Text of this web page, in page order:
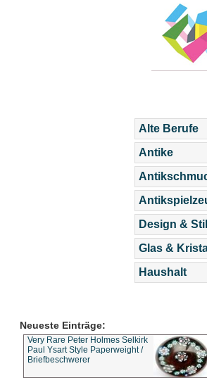
Alte Berufe
Antike
Design & Stil
Glas &
Haushalt
Neueste Einträge:
Very Rare Peter Holmes Selkirk
Paul Ysart Style Paperweight /
Briefbeschwerer